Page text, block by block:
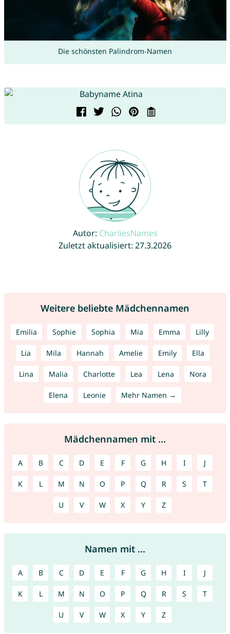
Die schönsten Palindrom-Namen
Autor: CharliesNames
Zuletzt aktualisiert: 27.3.2026
Weitere beliebte Mädchennamen
Emilia Sophie Sophia Mia Emma Lilly
Lia Mila Hannah Amelie Emily Ella
Lina Malia Charlotte Lea Lena Nora
Elena Leonie Mehr Namen →
Mädchennamen mit ...
A B C D E F G H I J
K L M N O P Q R S T
U V W X Y Z
Namen mit ...
A B C D E F G H I J
K L M N O P Q R S T
U V W X Y Z